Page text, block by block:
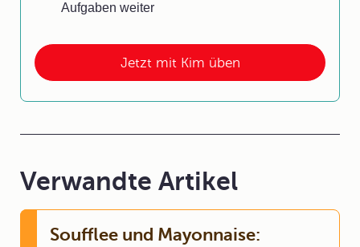
Jetzt mit Kim üben
Aufgaben weiter
Verwandte Artikel
Soufflee und Mayonnaise: